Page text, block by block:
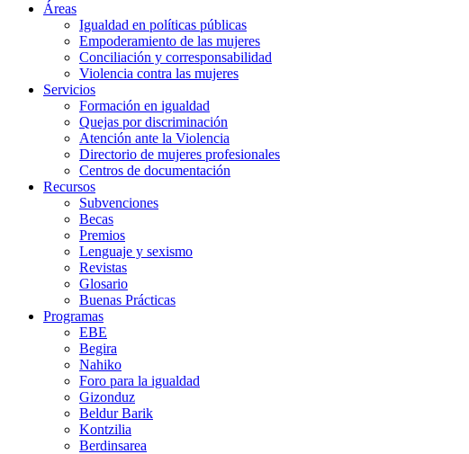
Áreas
Igualdad en políticas públicas
Empoderamiento de las mujeres
Conciliación y corresponsabilidad
Violencia contra las mujeres
Servicios
Formación en igualdad
Quejas por discriminación
Atención ante la Violencia
Directorio de mujeres profesionales
Centros de documentación
Recursos
Subvenciones
Becas
Premios
Lenguaje y sexismo
Revistas
Glosario
Buenas Prácticas
Programas
EBE
Begira
Nahiko
Foro para la igualdad
Gizonduz
Beldur Barik
Kontzilia
Berdinsarea